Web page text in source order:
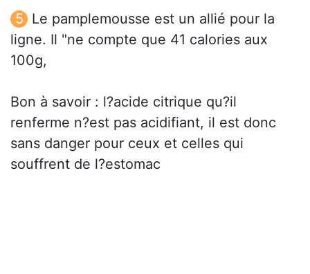
Le pamplemousse est un allié pour la
ligne. Il "ne compte que 41 calories aux
100g,
Bon à savoir : l?acide citrique qu?il
renferme n?est pas acidifiant, il est donc
sans danger pour ceux et celles qui
souffrent de l?estomac